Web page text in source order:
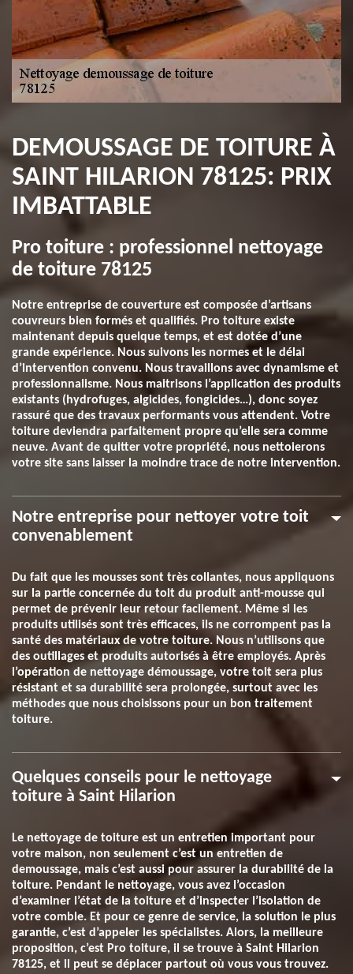
DEMOUSSAGE DE TOITURE À
SAINT HILARION 78125: PRIX
IMBATTABLE
Pro toiture : professionnel nettoyage
de toiture 78125
Notre entreprise de couverture est composée d’artisans
couvreurs bien formés et qualifiés. Pro toiture existe
maintenant depuis quelque temps, et est dotée d’une
grande expérience. Nous suivons les normes et le délai
d’intervention convenu. Nous travaillons avec dynamisme et
professionnalisme. Nous maitrisons l’application des produits
existants (hydrofuges, algicides, fongicides…), donc soyez
rassuré que des travaux performants vous attendent. Votre
toiture deviendra parfaitement propre qu’elle sera comme
neuve. Avant de quitter votre propriété, nous nettoierons
votre site sans laisser la moindre trace de notre intervention.
Notre entreprise pour nettoyer votre toit
convenablement
Du fait que les mousses sont très collantes, nous appliquons
sur la partie concernée du toit du produit anti-mousse qui
permet de prévenir leur retour facilement. Même si les
produits utilisés sont très efficaces, ils ne corrompent pas la
santé des matériaux de votre toiture. Nous n’utilisons que
des outillages et produits autorisés à être employés. Après
l’opération de nettoyage démoussage, votre toit sera plus
résistant et sa durabilité sera prolongée, surtout avec les
méthodes que nous choisissons pour un bon traitement
toiture.
Quelques conseils pour le nettoyage
toiture à Saint Hilarion
Le nettoyage de toiture est un entretien important pour
votre maison, non seulement c’est un entretien de
demoussage, mais c’est aussi pour assurer la durabilité de la
toiture. Pendant le nettoyage, vous avez l’occasion
d’examiner l’état de la toiture et d’inspecter l’isolation de
votre comble. Et pour ce genre de service, la solution le plus
garantie, c’est d’appeler les spécialistes. Alors, la meilleure
proposition, c’est Pro toiture, il se trouve à Saint Hilarion
78125, et il peut se déplacer partout où vous vous trouvez.